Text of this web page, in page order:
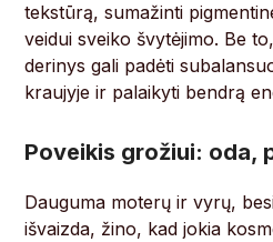
tekstūrą, sumažinti
veidui sveiko švytėjimo. Be
derinys gali padėti
kraujyje ir palaikyti bendrą
Poveikis grožiui: oda,
Dauguma moterų ir vyrų,
išvaizda, žino, kad jokia